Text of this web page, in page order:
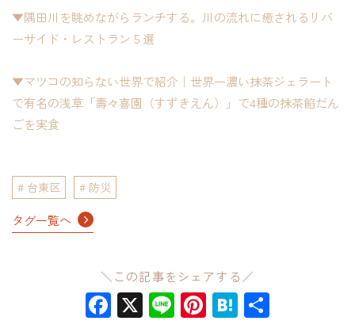
▼隅田川を眺めながらランチする。川の流れに癒されるリバ
ーサイド・レストラン５選
▼マツコの知らない世界で紹介｜世界一濃い抹茶ジェラート
で有名の浅草「壽々喜園（すずきえん）」で4種の抹茶餡だん
ごを実食
台東区 防災
タグ一覧へ
＼この記事をシェアする／
Facebook
X LinePinterest
Hatena